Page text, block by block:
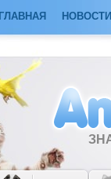
ГЛАВНАЯ НОВОСТИ